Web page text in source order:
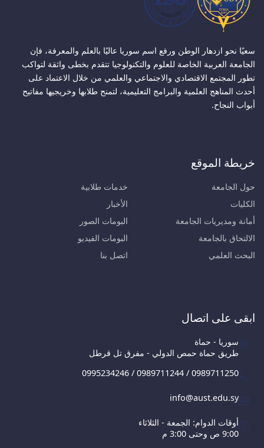
سعيًا نحو ازدهار الوطن ورفع اسم سوريا عاليًا بالعلم والمعرفة، فإن
الجامعة العربية الخاصة للعلوم والتكنولوجيا تتقدم بخطى واثقة لتواكب
تطور المجتمع الاقتصادي والاجتماعي والعلمي من خلال الاعتماد على
أحدث المناهج العلمية والبرامج التعليمية، لتمنح طلابها وخريجيها مفاتيح
أبواب النجاح.
خريطة الموقع
حول الجامعة
الكليات
أمانة ومديريات الجامعة
الالتحاق بالجامعة
البحث العلمي
خدمات طلابية
الأخبار
البومات الصور
البومات الفيديو
اتصل بنا
ابقى على اتصال
سوريا - حماة
طريق حماة حمص الدولي - مفرق تل قرطل
0995234246 / 0989711244 / 0989711250
info@aust.edu.sy
أوقات الدوام: الجمعة - الثلاثاء
9:00 ص وحتى 3:00 م